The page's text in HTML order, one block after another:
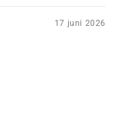
17 juni 2026